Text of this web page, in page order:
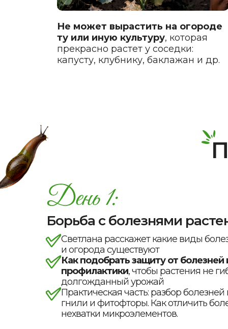
Не может вырастить на огороде
ту или иную культуру, которая
прекрасно растет у соседки:
капусту, клубнику, баклажан и др.
Борьба с болезнями
Светлана расскажет какие виды
и огорода существуют
Как подобрать защиту от
профилактики, чтобы растения не
долгожданный урожай
Практическая часть: разбор
гнили и фитофторы. Как отличить
нехватки микроэлементов.